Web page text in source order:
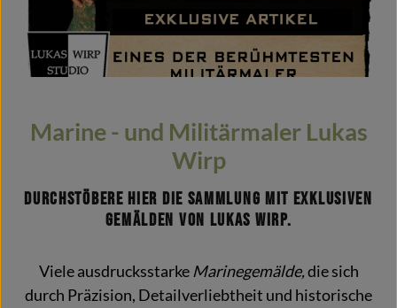
Marine - und Militärmaler Lukas
Wirp
Durchstöbere hier die Sammlung mit exklusiven
Gemälden von Lukas Wirp.
Viele ausdrucksstarke Marinegemälde,die sich
durch Präzision, Detailverliebtheit und historische